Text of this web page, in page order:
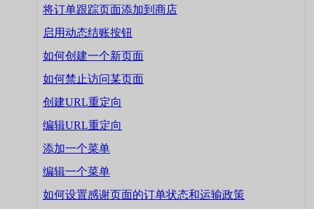
将订单跟踪页面添加到商店
启用动态结账按钮
如何创建一个新页面
如何禁止访问某页面
创建URL重定向
编辑URL重定向
添加一个菜单
编辑一个菜单
如何设置感谢页面的订单状态和运输政策